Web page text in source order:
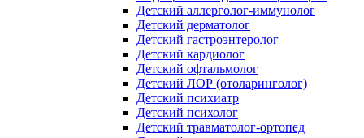
Детский аллерголог-иммунолог
Детский дерматолог
Детский гастроэнтеролог
Детский кардиолог
Детский офтальмолог
Детский ЛОР (отоларинголог)
Детский психиатр
Детский психолог
Детский травматолог-ортопед